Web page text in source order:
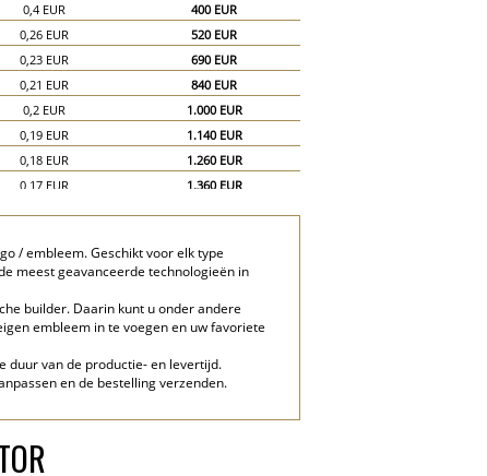
0,4 EUR
400 EUR
0,26 EUR
520 EUR
0,23 EUR
690 EUR
0,21 EUR
840 EUR
0,2 EUR
1.000 EUR
0,19 EUR
1.140 EUR
0,18 EUR
1.260 EUR
0,17 EUR
1.360 EUR
0,13 EUR
1.950 EUR
/ embleem. Geschikt voor elk type
meest geavanceerde technologieën in
builder. Daarin kunt u onder andere
embleem in te voegen en uw favoriete
duur van de productie- en levertijd.
en de bestelling verzenden.